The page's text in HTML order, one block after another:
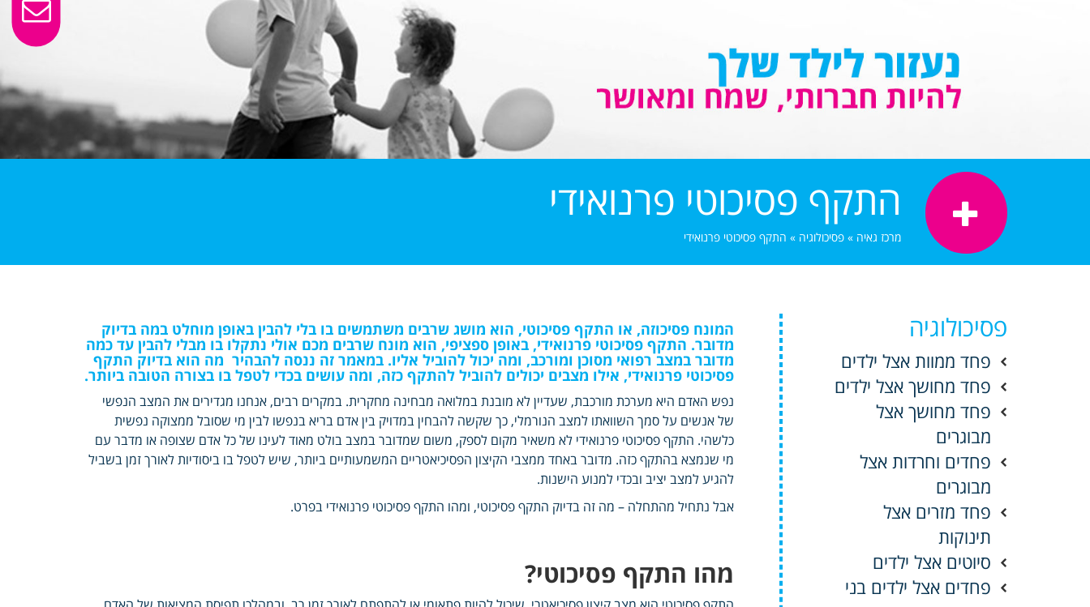
התקף פסיכוטי פרנואידי
מרכז גאיה » פסיכולוגיה » התקף פסיכוטי פרנואידי
המונח פסיכוזה, או התקף פסיכוטי, הוא מושג שרבים משתמשים בו בלי להבין באופן מוחלט במה בדיוק
מדובר. התקף פסיכוטי פרנואידי, באופן ספציפי, הוא מונח שרבים מכם אולי נתקלו בו מבלי להבין עד כמה
מדובר במצב רפואי מסוכן ומורכב, ומה יכול להוביל אליו. במאמר זה ננסה להבהיר מה הוא בדיוק התקף
פסיכוטי פרנואידי, אילו מצבים יכולים להוביל להתקף כזה, ומה עושים בכדי לטפל בו בצורה הטובה ביותר.
נפש האדם היא מערכת מורכבת, שעדיין לא מובנת במלואה מבחינה מחקרית. במקרים רבים, אנחנו מגדירים את המצב הנפשי
של אנשים על סמך השוואתו למצב הנורמלי, כך שקשה להבחין במדויק בין אדם בריא בנפשו לבין מי שסובל ממצוקה נפשית
כלשהי. התקף פסיכוטי פרנואידי לא משאיר מקום לספק, משום שמדובר במצב בולט מאוד לעינו של כל אדם שצופה או מדבר עם
מי שנמצא בהתקף כזה. מדובר באחד ממצבי הקיצון הפסיכיאטריים המשמעותיים ביותר, שיש לטפל בו ביסודיות לאורך זמן בשביל
להגיע למצב יציב ובכדי למנוע הישנות.
אבל נתחיל מהתחלה – מה זה בדיוק התקף פסיכוטי, ומהו התקף פסיכוטי פרנואידי בפרט.
מהו התקף פסיכוטי?
פסיכולוגיה
פחד ממוות אצל ילדים
פחד מחושך אצל ילדים
פחד מחושך אצל
מבוגרים
פחדים וחרדות אצל
מבוגרים
פחד מזרים אצל
תינוקות
סיוטים אצל ילדים
פחדים אצל ילדים בני